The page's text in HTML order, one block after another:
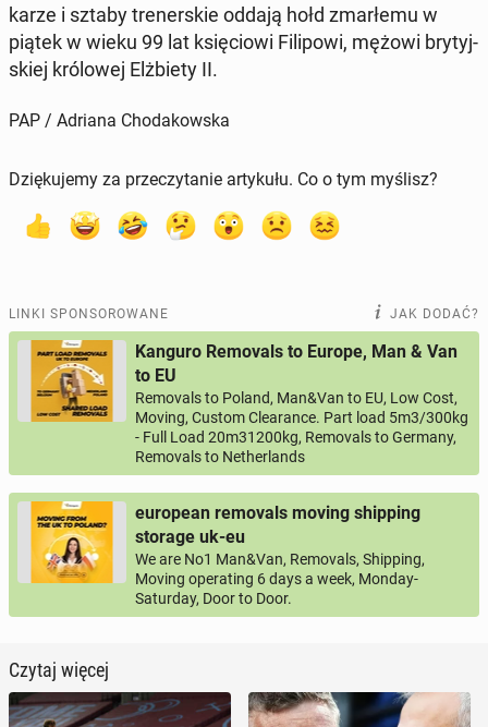
ka­rze i sztaby tre­ner­skie oddają hołd zmar­łe­mu w
piątek w wieku 99 lat księ­cio­wi Fi­li­po­wi, mężowi bry­tyj­
skiej kró­lo­wej Elż­bie­ty II.
PAP / Adriana Chodakowska
Dziękujemy za przeczytanie artykułu. Co o tym myślisz?
LINKI SPONSOROWANE JAK DODAĆ?
Kanguro Removals to Europe, Man & Van
to EU
Removals to Poland, Man&Van to EU, Low Cost,
Moving, Custom Clearance. Part load 5m3/300kg
- Full Load 20m31200kg, Removals to Germany,
Removals to Netherlands
european removals moving shipping
storage uk-eu
We are No1 Man&Van, Removals, Shipping,
Moving operating 6 days a week, Monday-
Saturday, Door to Door.
Czytaj więcej